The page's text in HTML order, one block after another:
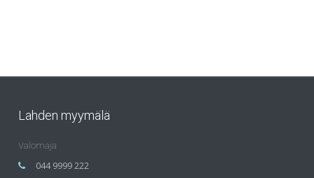
Lahden myymälä
Valomaja
044 9999 222